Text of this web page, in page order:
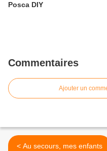
Posca DIY
Commentaires
Ajouter un
< Au secours, mes enfants